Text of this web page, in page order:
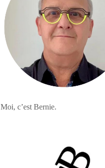
Moi, c’est Bernie.